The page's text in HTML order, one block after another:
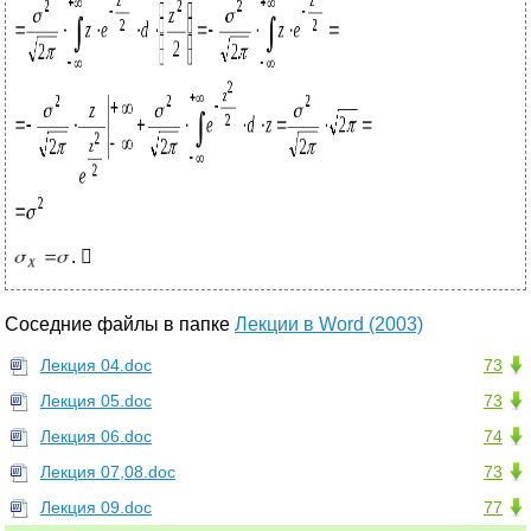
. 
Соседние файлы в папке Лекции в Word (2003)
73
Лекция 04.doc
73
Лекция 05.doc
74
Лекция 06.doc
73
Лекция 07,08.doc
77
Лекция 09.doc